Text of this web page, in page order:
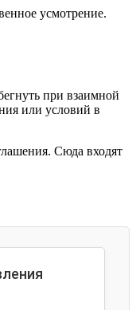
усмотрение.
при взаимной
или условий в
Сюда входят